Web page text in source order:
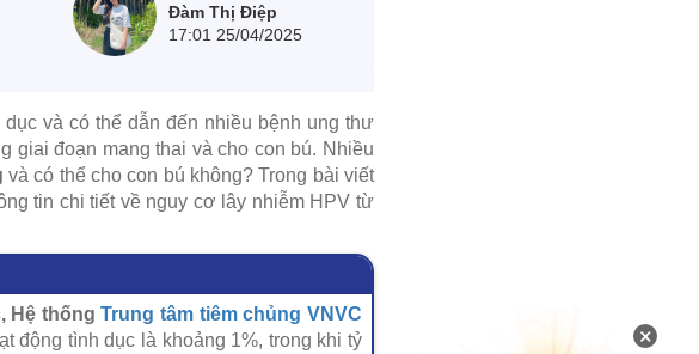
Đàm Thị Điệp
17:01 25/04/2025
và có thể dẫn đến nhiều bệnh ung thư
giai đoạn mang thai và cho con bú. Nhiều
và có thể cho con bú không? Trong bài viết
tin chi tiết về nguy cơ lây nhiễm HPV từ
Hệ thốngTrung tâm tiêm chủng VNVC
động tình dục là khoảng 1%, trong khi tỷ
×